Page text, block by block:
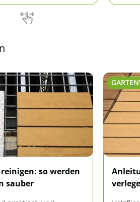
so werden
sauber